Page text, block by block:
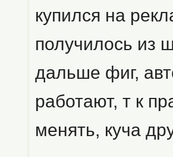
купился на
получилось из
дальше фиг,
работают, т к
менять, куча